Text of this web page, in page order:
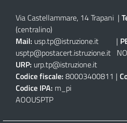
Via Castellammare, 14 Trapani |
(centralino)
Mail: usp.tp@istruzione.it |
usptp@postacert.istruzione.it
URP: urp.tp@istruzione.it
Codice fiscale: 80003400811 |
Codice IPA:
AOOUSPTP